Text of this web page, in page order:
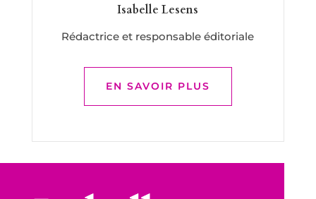
Isabelle Lesens
Rédactrice et responsable éditoriale
EN SAVOIR PLUS